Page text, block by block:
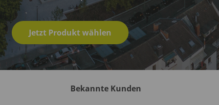
Jetzt Produkt wählen
Bekannte Kunden